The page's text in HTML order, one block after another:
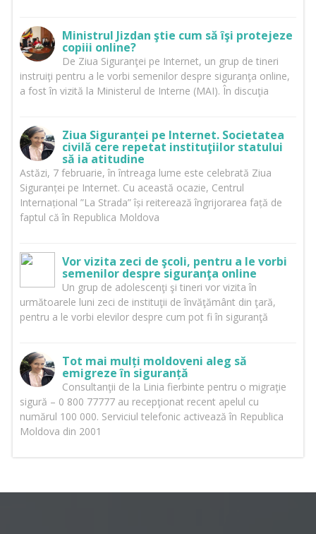
Ministrul Jizdan ştie cum să îşi protejeze
copiii online?
De Ziua Siguranţei pe Internet, un grup de tineri
instruiţi pentru a le vorbi semenilor despre siguranţa online,
a fost în vizită la Ministerul de Interne (MAI). În discuţia
Ziua Siguranței pe Internet. Societatea
civilă cere repetat instituţiilor statului
să ia atitudine
Astăzi, 7 februarie, în întreaga lume este celebrată Ziua
Siguranței pe Internet. Cu această ocazie, Centrul
Internațional ”La Strada” își reiterează îngrijorarea față de
faptul că în Republica Moldova
Vor vizita zeci de şcoli, pentru a le vorbi
semenilor despre siguranţa online
Un grup de adolescenţi şi tineri vor vizita în
următoarele luni zeci de instituţii de învăţământ din ţară,
pentru a le vorbi elevilor despre cum pot fi în siguranţă
Tot mai mulți moldoveni aleg să
emigreze în siguranță
Consultanţii de la Linia fierbinte pentru o migraţie
sigură – 0 800 77777 au recepţionat recent apelul cu
numărul 100 000. Serviciul telefonic activează în Republica
Moldova din 2001